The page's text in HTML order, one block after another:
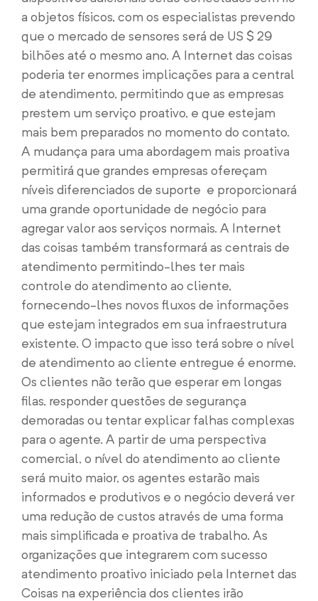
a objetos físicos, com os especialistas prevendo
que o mercado de sensores será de US $ 29
bilhões até o mesmo ano. A Internet das coisas
poderia ter enormes implicações para a central
de atendimento, permitindo que as empresas
prestem um serviço proativo, e que estejam
mais bem preparados no momento do contato.
A mudança para uma abordagem mais proativa
permitirá que grandes empresas ofereçam
níveis diferenciados de suporte  e proporcionará
uma grande oportunidade de negócio para
agregar valor aos serviços normais. A Internet
das coisas também transformará as centrais de
atendimento permitindo-lhes ter mais
controle do atendimento ao cliente,
fornecendo-lhes novos fluxos de informações
que estejam integrados em sua infraestrutura
existente. O impacto que isso terá sobre o nível
de atendimento ao cliente entregue é enorme.
Os clientes não terão que esperar em longas
filas, responder questões de segurança
demoradas ou tentar explicar falhas complexas
para o agente. A partir de uma perspectiva
comercial, o nível do atendimento ao cliente
será muito maior, os agentes estarão mais
informados e produtivos e o negócio deverá ver
uma redução de custos através de uma forma
mais simplificada e proativa de trabalho. As
organizações que integrarem com sucesso
atendimento proativo iniciado pela Internet das
Coisas na experiência dos clientes irão